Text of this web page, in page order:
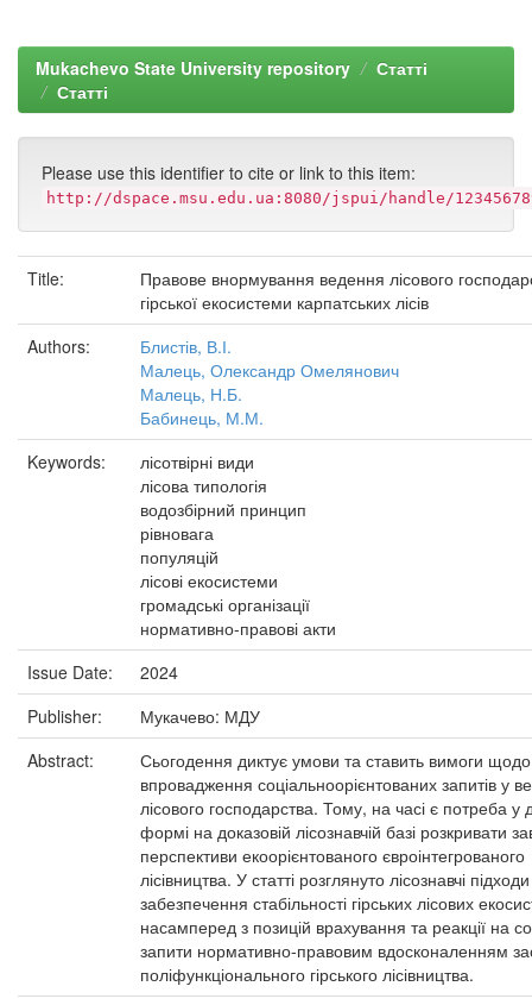
Mukachevo State University repository
Статті
Статті
Please use this identifier to cite or link to this item:
http://dspace.msu.edu.ua:8080/jspui/handle/
Title:
Правове внормування ведення лісового
гірської екосистеми карпатських лісів
Authors:
Блистів, В.І.
Малець, Олександр Омелянович
Малець, Н.Б.
Бабинець, М.М.
Keywords:
лісотвірні види
лісова типологія
водозбірний принцип
рівновага
популяцій
лісові екосистеми
громадські організації
нормативно-правові акти
Issue Date:
2024
Publisher:
Мукачево: МДУ
Abstract:
Сьогодення диктує умови та ставить вимоги щодо
впровадження соціальноорієнтованих запитів у
лісового господарства. Тому, на часі є потреба у
формі на доказовій лісознавчій базі розкривати
перспективи екоорієнтованого євроінтегрованого
лісівництва. У статті розглянуто лісознавчі
забезпечення стабільності гірських лісових
насамперед з позицій врахування та реакції на
запити нормативно-правовим вдосконаленням
поліфункціонального гірського лісівництва.